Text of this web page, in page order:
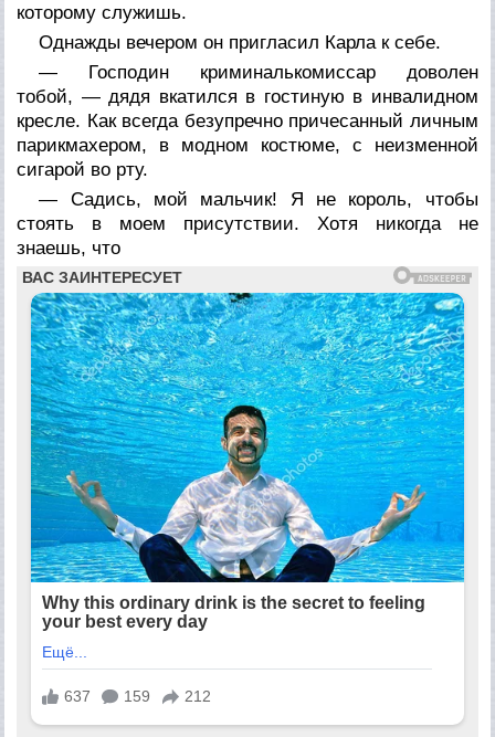
которому служишь.
Однажды вечером он пригласил Карла к себе.
— Господин криминалькомиссар доволен
тобой, — дядя вкатился в гостиную в инвалидном
кресле. Как всегда безупречно причесанный личным
парикмахером, в модном костюме, с неизменной
сигарой во рту.
— Садись, мой мальчик! Я не король, чтобы
стоять в моем присутствии. Хотя никогда не
знаешь, что